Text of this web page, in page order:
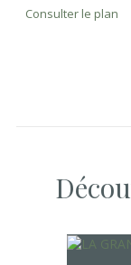
Consulter le plan